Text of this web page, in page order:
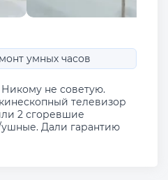
умных часов
не советую.
телевизор
2 сгоревшие
Дали гарантию